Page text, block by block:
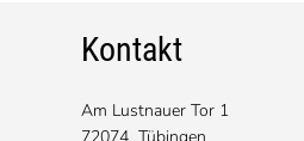
Kontakt
Am Lustnauer Tor 1
72074 Tübingen